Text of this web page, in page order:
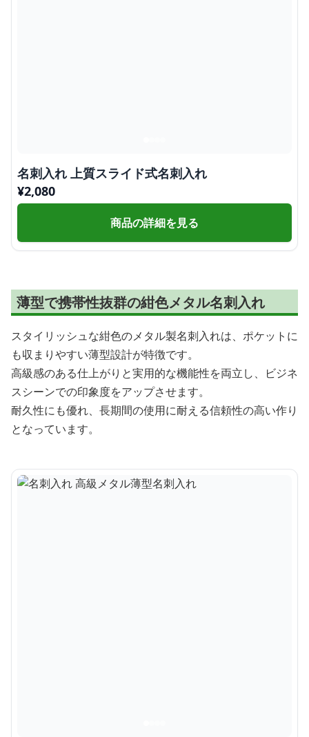
名刺入れ 上質スライド式名刺入れ
¥2,080
商品の詳細を見る
薄型で携帯性抜群の紺色メタル名刺入れ
スタイリッシュな紺色のメタル製名刺入れは、ポケットに
も収まりやすい薄型設計が特徴です。
高級感のある仕上がりと実用的な機能性を両立し、ビジネ
スシーンでの印象度をアップさせます。
耐久性にも優れ、長期間の使用に耐える信頼性の高い作り
となっています。